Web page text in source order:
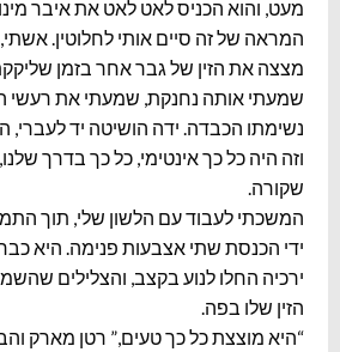
מעט, והוא הכניס לאט לאט את איבר מינו
המראה של זה סיים אותי לחלוטין.
מצצה את הזין של גבר אחר בזמן
שמעתי אותה נחנקת, שמעתי את רעשי
נשימתו הכבדה. ידה הושיטה יד לעברי,
וזה היה כל כך אינטימי, כל כך בדרך
שקורה.
המשכתי לעבוד עם הלשון שלי, תוך
ידי הכנסת שתי אצבעות פנימה. היא
ירכיה החלו לנוע בקצב, והצלילים
הזין שלו בפה.
“היא מוצצת כל כך טעים,” רטן מארק